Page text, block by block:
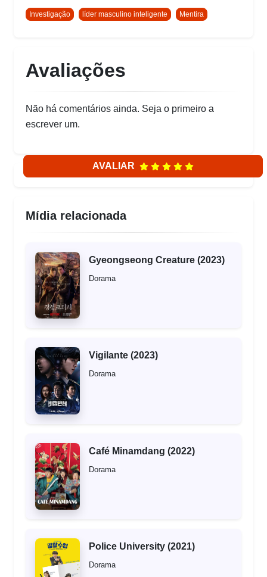
Investigação líder masculino inteligente Mentira
Avaliações
Não há comentários ainda. Seja o primeiro a
escrever um.
AVALIAR
Mídia relacionada
Gyeongseong Creature (2023)
Dorama
Vigilante (2023)
Dorama
Café Minamdang (2022)
Dorama
Police University (2021)
Dorama